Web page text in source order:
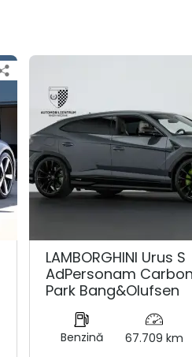
LAMBORGHINI Urus S
AdPersonam
Park Bang&Olufsen
Benzină 67.709 km